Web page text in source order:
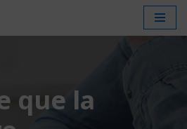
que la